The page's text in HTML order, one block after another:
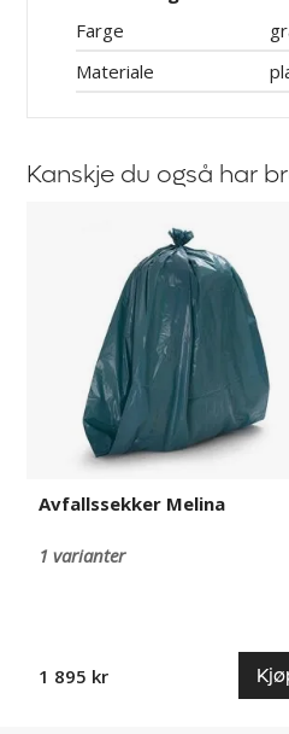
Farge
Materiale
Kanskje du også har
Avfallssekker Melina
1 varianter
1 895 kr